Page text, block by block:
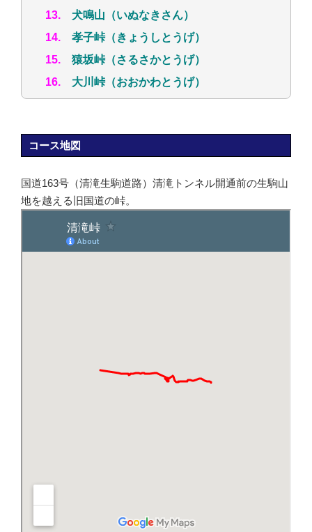
13. 犬鳴山（いぬなきさん）
14. 孝子峠（きょうしとうげ）
15. 猿坂峠（さるさかとうげ）
16. 大川峠（おおかわとうげ）
コース地図
国道163号（清滝生駒道路）清滝トンネル開通前の生駒山
地を越える旧国道の峠。